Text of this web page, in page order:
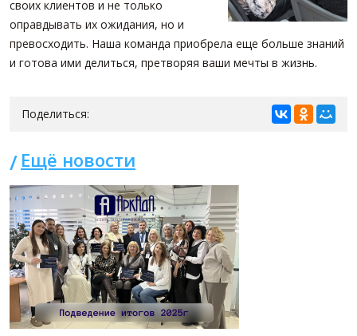
своих клиентов и не только
оправдывать их ожидания, но и
превосходить. Наша команда приобрела еще больше знаний
и готова ими делиться, претворяя ваши мечты в жизнь.
Поделиться:
Ещё новости